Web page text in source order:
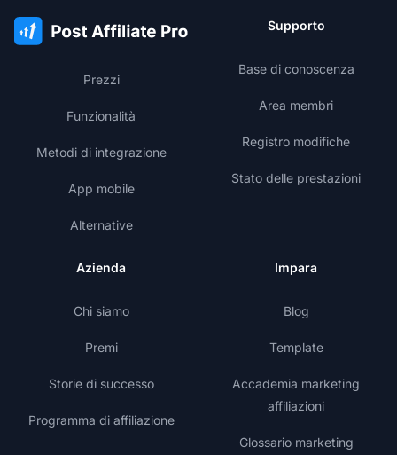
Prezzi
Funzionalità
Metodi di integrazione
App mobile
Alternative
Supporto
Base di conoscenza
Area membri
Registro modifiche
Stato delle prestazioni
Azienda
Chi siamo
Premi
Storie di successo
Programma di affiliazione
Impara
Blog
Template
Accademia marketing
affiliazioni
Glossario marketing